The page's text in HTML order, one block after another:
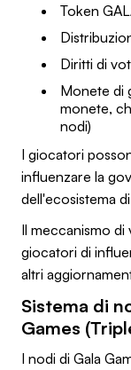
Token
Diritti di
Monete di
monete,
nodi)
I giocatori
influenzare la
dell'ecosistema
Il meccanismo
giocatori di
altri
Sistema di
Games
I nodi di Gala